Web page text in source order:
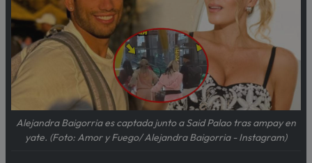
Alejandra Baigorria es captada junto a Said Palao tras ampay en
yate. (Foto: Amor y Fuego/ Alejandra Baigorria - Instagram)